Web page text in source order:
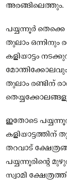
അരങ്ങിലെത്തും.
പയ്യന്നൂർ
തുലാം ഒന്നിനും
കളിയാട്ടം
തുലാം രണ്ടിന്
ഇതോടെ
കളിയാട്ടത്തിന്
തറവാട്
പയ്യന്നൂരിന്റെ
സ്വാമി